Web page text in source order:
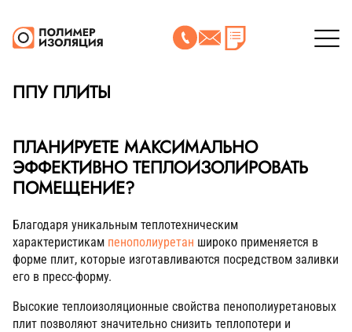
ППУ ПЛИТЫ
ПЛАНИРУЕТЕ МАКСИМАЛЬНО
ЭФФЕКТИВНО ТЕПЛОИЗОЛИРОВАТЬ
ПОМЕЩЕНИЕ?
Благодаря уникальным теплотехническим
характеристикам пенополиуретан широко применяется в
форме плит, которые изготавливаются посредством заливки
его в пресс-форму.
Высокие теплоизоляционные свойства пенополиуретановых
плит позволяют значительно снизить теплопотери и